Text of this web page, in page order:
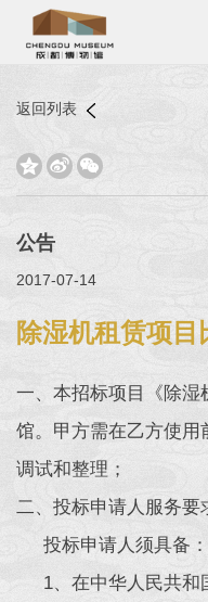
返回列表
  
公告
2017-07-14
除湿机租赁项目
一、本招标项目《除湿
馆。甲方需在乙方使用
调试和整理；
二、投标申请人服务要
投标申请人须具备：
1、在中华人民共和